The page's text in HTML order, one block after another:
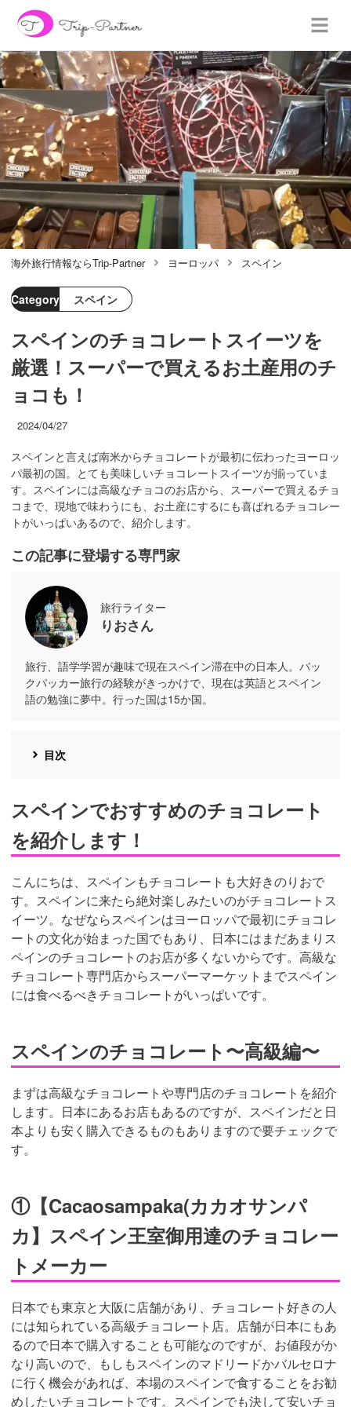
海外旅行情報ならTrip-Partner ヨーロッパ スペイン
Category スペイン
スペインのチョコレートスイーツを
厳選！スーパーで買えるお土産用のチ
ョコも！
2024/04/27
スペインと言えば南米からチョコレートが最初に伝わったヨーロッ
パ最初の国。とても美味しいチョコレートスイーツが揃っていま
す。スペインには高級なチョコのお店から、スーパーで買えるチョ
コまで、現地で味わうにも、お土産にするにも喜ばれるチョコレー
トがいっぱいあるので、紹介します。
この記事に登場する専門家
旅行ライター
りおさん
旅行、語学学習が趣味で現在スペイン滞在中の日本人。バッ
クパッカー旅行の経験がきっかけで、現在は英語とスペイン
語の勉強に夢中。行った国は15か国。
目次
スペインでおすすめのチョコレート
を紹介します！
こんにちは、スペインもチョコレートも大好きのりおで
す。スペインに来たら絶対楽しみたいのがチョコレートス
イーツ。なぜならスペインはヨーロッパで最初にチョコレ
ートの文化が始まった国でもあり、日本にはまだあまりス
ペインのチョコレートのお店が多くないからです。高級な
チョコレート専門店からスーパーマーケットまでスペイン
には食べるべきチョコレートがいっぱいです。
スペインのチョコレート〜高級編〜
まずは高級なチョコレートや専門店のチョコレートを紹介
します。日本にあるお店もあるのですが、スペインだと日
本よりも安く購入できるものもありますので要チェックで
す。
①【Cacaosampaka(カカオサンパ
カ】スペイン王室御用達のチョコレー
トメーカー
日本でも東京と大阪に店舗があり、チョコレート好きの人
には知られている高級チョコレート店。店舗が日本にもあ
るので日本で購入することも可能なのですが、お値段がか
なり高いので、もしもスペインのマドリードかバルセロナ
に行く機会があれば、本場のスペインで食することをお勧
めしたいチョコレートです。スペインでも決して安いチョ